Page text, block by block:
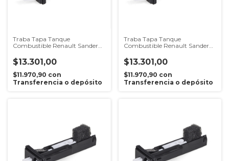
Traba Tapa Tanque
Combustible Renault Sandero
$13.301,00
$11.970,90 con
Transferencia o depósito
Traba Tapa Tanque
Combustible Renault Sandero
$13.301,00
$11.970,90 con
Transferencia o depósito